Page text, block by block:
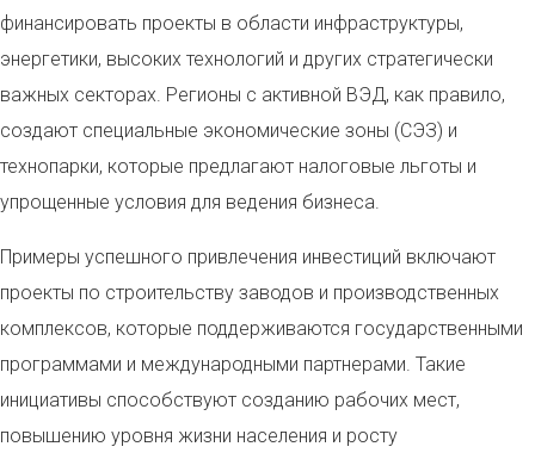
финансировать проекты в области инфраструктуры,
энергетики, высоких технологий и других стратегически
важных секторах. Регионы с активной ВЭД, как правило,
создают специальные экономические зоны (СЭЗ) и
технопарки, которые предлагают налоговые льготы и
упрощенные условия для ведения бизнеса.
Примеры успешного привлечения инвестиций включают
проекты по строительству заводов и производственных
комплексов, которые поддерживаются государственными
программами и международными партнерами. Такие
инициативы способствуют созданию рабочих мест,
повышению уровня жизни населения и росту